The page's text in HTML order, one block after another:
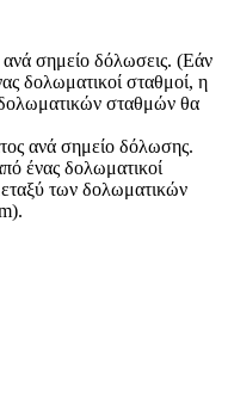
σημείο δόλωσεις. (Εάν
δολωματικοί σταθμοί, η
σταθμών θα
ανά σημείο δόλωσης.
ένας δολωματικοί
των δολωματικών